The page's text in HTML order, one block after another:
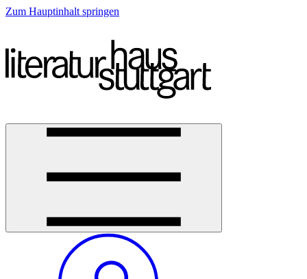
Zum Hauptinhalt springen